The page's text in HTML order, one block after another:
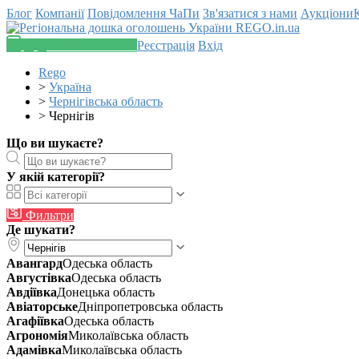
Блог Компанії Повідомлення ЧаПи Зв'язатися з нами Аукціони
Реєстрація Вхід
Rego
> Україна
> Чернігівська область
> Чернігів
Що ви шукаєте?
У якій категорії?
Фильтри
Де шукати?
АвангардОдеська область
АвгустівкаОдеська область
АвдіївкаДонецька область
АвіаторськеДніпропетровська область
АгафіївкаОдеська область
АгрономіяМиколаївська область
АдамівкаМиколаївська область